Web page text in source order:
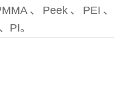
、Peek、PEI、
PI。